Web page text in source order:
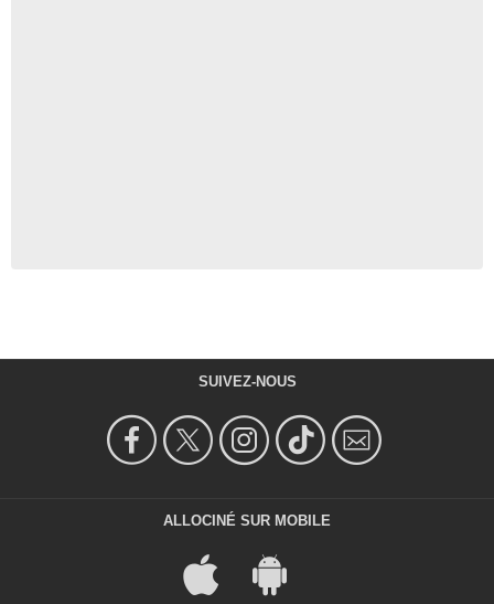
SUIVEZ-NOUS
ALLOCINÉ SUR MOBILE